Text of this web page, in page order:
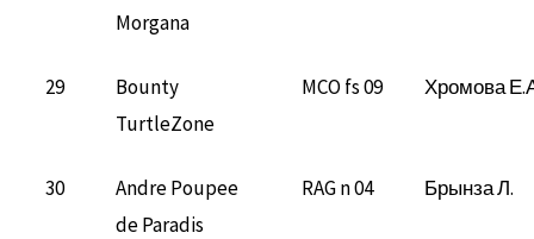
Morgana
29
Bounty
TurtleZone
MCO fs 09 Хромова
30
Andre Poupee
de Paradis
RAG n 04 Брынза Л.